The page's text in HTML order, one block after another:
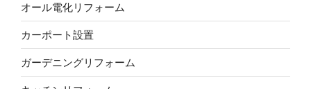
オール電化リフォーム
カーポート設置
ガーデニングリフォーム